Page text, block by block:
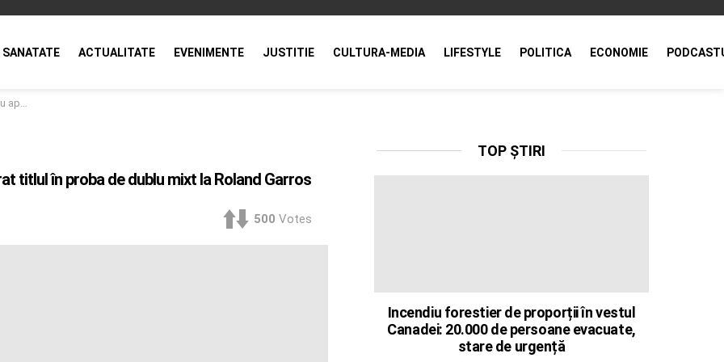
SANATATE ACTUALITATE EVENIMENTE JUSTITIE CULTURA-MEDIA LIFESTYLE POLITICA ECONOMIE
Garros
titlul în proba de dublu mixt la Roland Garros
500 Votes
TOP ȘTIRI
Incendiu forestier de proporții în vestul
Canadei: 20.000 de persoane evacuate,
stare de urgență